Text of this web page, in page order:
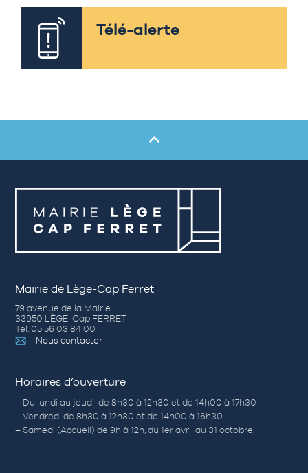
Télé-alerte
Mairie de Lège-Cap Ferret
79 avenue de la Mairie
33950 LÈGE-Cap FERRET
Tél. 05 56 03 84 00
Nous contacter
Horaires d’ouverture
– Du lundi au jeudi de 8h30 à 12h30 et de 14h00 à 17h30
– Vendredi de 8h30 à 12h30 et de 14h00 à 16h30
– Samedi (Accueil) de 9h à 12h, du 1er avril au 31 octobre.